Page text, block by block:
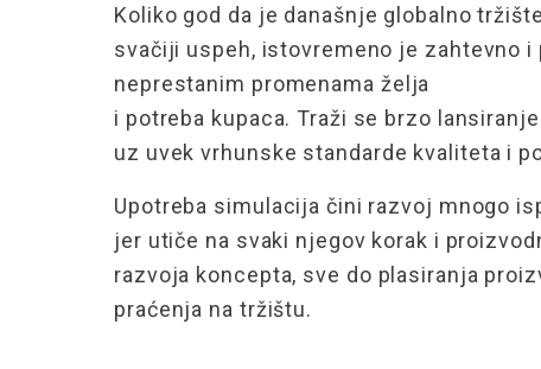
Koliko god da je današnje globalno
svačiji uspeh, istovremeno je zahtevno i
neprestanim promenama želja
i potreba kupaca. Traži se brzo
uz uvek vrhunske standarde kvaliteta i
Upotreba simulacija čini razvoj mnogo
jer utiče na svaki njegov korak i
razvoja koncepta, sve do plasiranja
praćenja na tržištu.